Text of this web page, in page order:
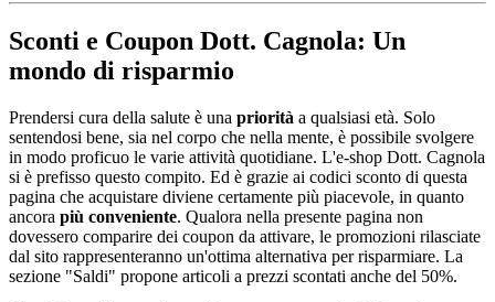
Sconti e Coupon Dott. Cagnola: Un
mondo di risparmio
Prendersi cura della salute è una priorità a qualsiasi età. Solo
sentendosi bene, sia nel corpo che nella mente, è possibile svolgere
in modo proficuo le varie attività quotidiane. L'e-shop Dott. Cagnola
si è prefisso questo compito. Ed è grazie ai codici sconto di questa
pagina che acquistare diviene certamente più piacevole, in quanto
ancora più conveniente. Qualora nella presente pagina non
dovessero comparire dei coupon da attivare, le promozioni rilasciate
dal sito rappresenteranno un'ottima alternativa per risparmiare. La
sezione "Saldi" propone articoli a prezzi scontati anche del 50%.